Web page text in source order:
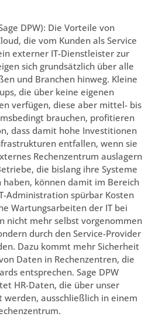
DPW): Die Vorteile von
die vom Kunden als Service
externer IT-Dienstleister zur
sich grundsätzlich über alle
und Branchen hinweg. Kleine
die über keine eigenen
verfügen, diese aber mittel- bis
brauchen, profitieren
dass damit hohe Investitionen
entfallen, wenn sie
Rechenzentrum auslagern
die bislang ihre Systeme
können damit im Bereich
Administration spürbar Kosten
Wartungsarbeiten der IT bei
nicht mehr selbst vorgenommen
durch den Service-Provider
Dazu kommt mehr Sicherheit
Daten in Rechenzentren, die
entsprechen. Sage DPW
HR-Daten, die über unser
ausschließlich in einem